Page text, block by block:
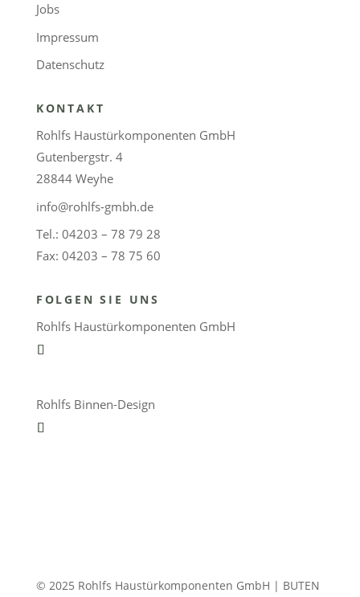
Jobs
Impressum
Datenschutz
KONTAKT
Rohlfs Haustürkomponenten GmbH
Gutenbergstr. 4
28844 Weyhe
info@rohlfs-gmbh.de
Tel.: 04203 – 78 79 28
Fax: 04203 – 78 75 60
FOLGEN SIE UNS
Rohlfs Haustürkomponenten GmbH
Rohlfs Binnen-Design
© 2025 Rohlfs Haustürkomponenten GmbH | BUTEN